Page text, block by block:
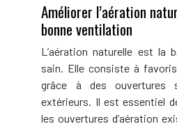
Améliorer l’aération
bonne ventilation
L’aération naturelle est la
sain. Elle consiste à
grâce à des ouvertures
extérieurs. Il est essentiel
les ouvertures d’aération